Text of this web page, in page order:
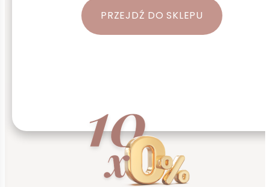
PRZEJDŹ DO SKLEPU